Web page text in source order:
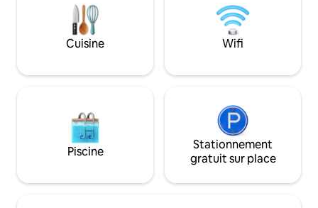
lorsque la marée monte et descend, et
entendez les vagues de l'océan. Les
observations courantes incluent les
pygargues à tête blanche, les pinsons
salon ouvert
size, une cuisine
trois chambres,
complètes et une
Cuisine Wifi
Piscine
Stationnement
gratuit sur place